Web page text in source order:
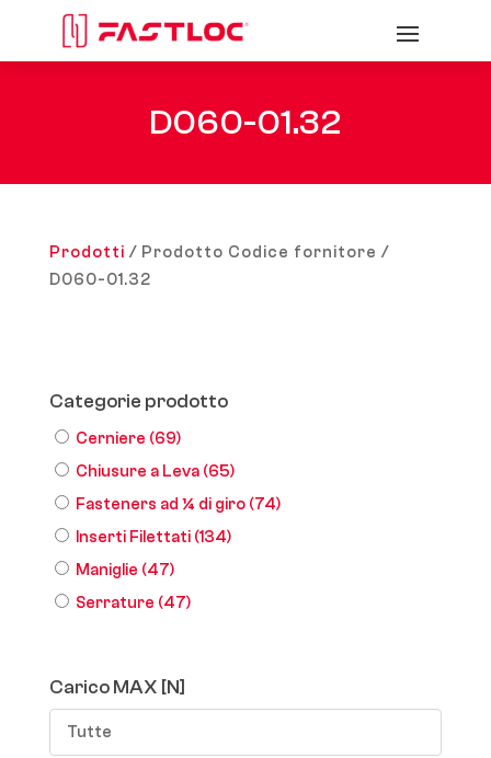
D060-01.32
Prodotti / Prodotto Codice fornitore /
D060-01.32
Categorie prodotto
Cerniere (69)
Chiusure a Leva (65)
Fasteners ad ¼ di giro (74)
Inserti Filettati (134)
Maniglie (47)
Serrature (47)
Carico MAX [N]
Tutte